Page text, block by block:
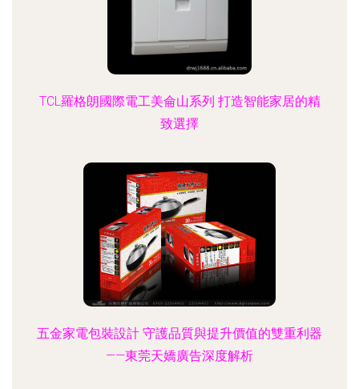
TCL羅格朗國際電工美侖山系列 打造智能家居的精
致選擇
五金家電包裝設計 守護品質與提升價值的雙重利器
——東莞天嬌廣告深度解析